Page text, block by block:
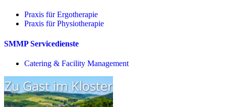
Praxis für Ergo­therapie
Praxis für Physio­therapie
SMMP Servicedienste
Catering & Facility Management